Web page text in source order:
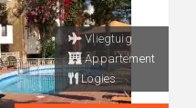
Vliegtuig
Appartement
Logies